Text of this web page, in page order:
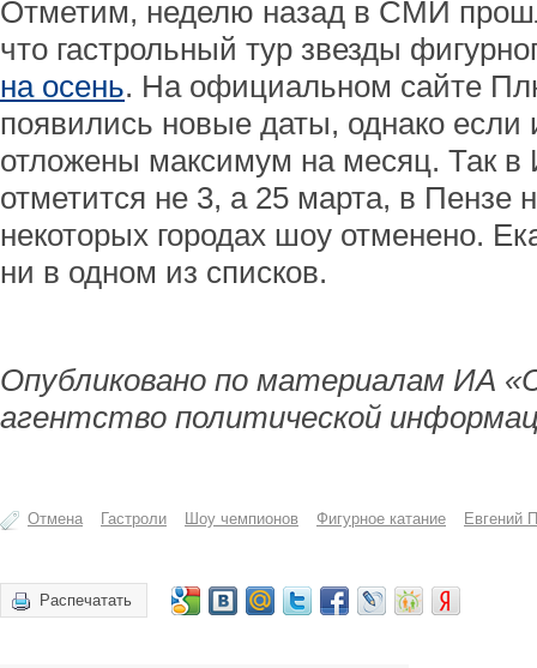
Отметим, неделю назад в СМИ
что гастрольный тур звезды
на осень. На официальном сайте
появились новые даты, однако
отложены максимум на месяц. Так в
отметится не 3, а 25 марта, в Пензе
некоторых городах шоу отменено.
ни в одном из списков.
Опубликовано по материалам ИА
агентство политической
Отмена Гастроли Шоу чемпионов Фигурное катание Евгений
Распечатать